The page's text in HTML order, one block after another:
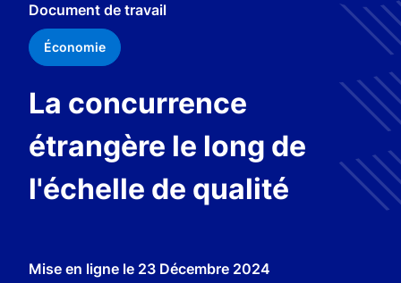
Document de travail
Économie
La concurrence
étrangère le long de
l'échelle de qualité
Mise en ligne le 23 Décembre 2024